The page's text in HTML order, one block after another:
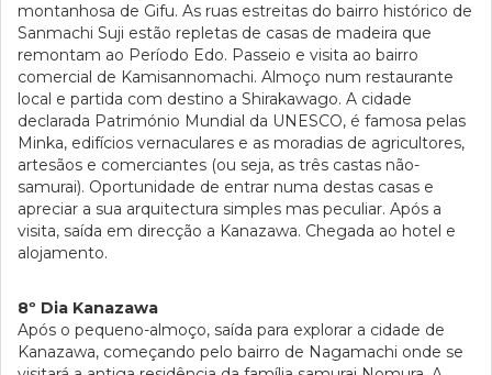
montanhosa de Gifu. As ruas estreitas do bairro histórico de
Sanmachi Suji estão repletas de casas de madeira que
remontam ao Período Edo. Passeio e visita ao bairro
comercial de Kamisannomachi. Almoço num restaurante
local e partida com destino a Shirakawago. A cidade
declarada Património Mundial da UNESCO, é famosa pelas
Minka, edifícios vernaculares e as moradias de agricultores,
artesãos e comerciantes (ou seja, as três castas não-
samurai). Oportunidade de entrar numa destas casas e
apreciar a sua arquitectura simples mas peculiar. Após a
visita, saída em direcção a Kanazawa. Chegada ao hotel e
alojamento.
8º Dia Kanazawa
Após o pequeno-almoço, saída para explorar a cidade de
Kanazawa, começando pelo bairro de Nagamachi onde se